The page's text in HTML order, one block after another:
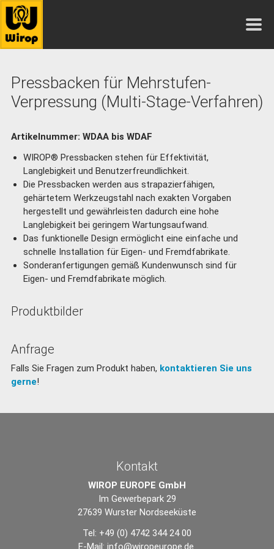
Pressbacken für Mehrstufen-
Verpressung (Multi-Stage-Verfahren)
Artikelnummer: WDAA bis WDAF
WIROP® Pressbacken stehen für Effektivität,
Langlebigkeit und Benutzerfreundlichkeit.
Die Pressbacken werden aus strapazierfähigen,
gehärtetem Werkzeugstahl nach exakten Vorgaben
hergestellt und gewährleisten dadurch eine hohe
Langlebigkeit bei geringem Wartungsaufwand.
Das funktionelle Design ermöglicht eine einfache und
schnelle Installation für Eigen- und Fremdfabrikate.
Sonderanfertigungen gemäß Kundenwunsch sind für
Eigen- und Fremdfabrikate möglich.
Produktbilder
Anfrage
Falls Sie Fragen zum Produkt haben, kontaktieren Sie uns
gerne!
Kontakt
WIROP EUROPE GmbH
Im Gewerbepark 29
27639 Wurster Nordseeküste
Tel: +49 (0) 4742 344 24 00
E-Mail: info@wiropeurope.de